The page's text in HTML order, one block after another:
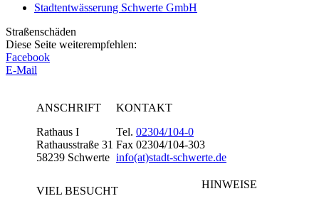
Stadtentwässerung Schwerte GmbH
Straßenschäden
Diese Seite weiterempfehlen:
Facebook
E-Mail
ANSCHRIFT
Rathaus I
Rathausstraße 31
58239 Schwerte
KONTAKT
Tel. 02304/104-0
Fax 02304/104-303
info(at)stadt-schwerte.de
VIEL BESUCHT
HINWEISE